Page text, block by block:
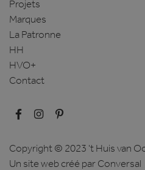
Projets
Marques
La Patronne
HH
HVO+
Contact
Copyright © 2023 't Huis van
Un site web créé par Conversal